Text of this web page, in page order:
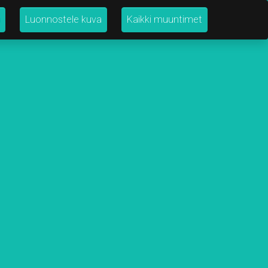
Luonnostele kuva Kaikki muuntimet